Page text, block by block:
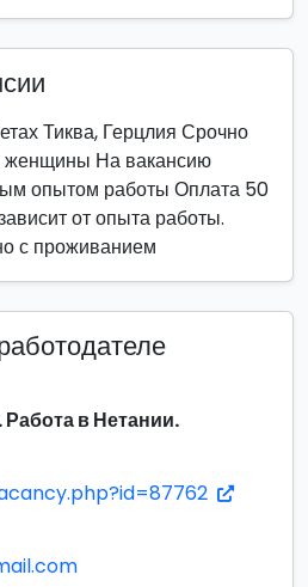
Тиква, Герцлия Срочно
женщины На вакансию
опытом работы Оплата 50
от опыта работы.
с проживанием
Работа в Нетании.